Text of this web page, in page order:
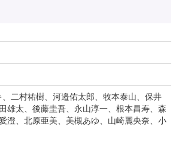
二村祐樹、河邉佑太郎、牧本泰山、保井
雄太、後藤圭吾、永山淳一、根本昌寿、森
澄、北原亜美、美槻あゆ、山崎麗央奈、小